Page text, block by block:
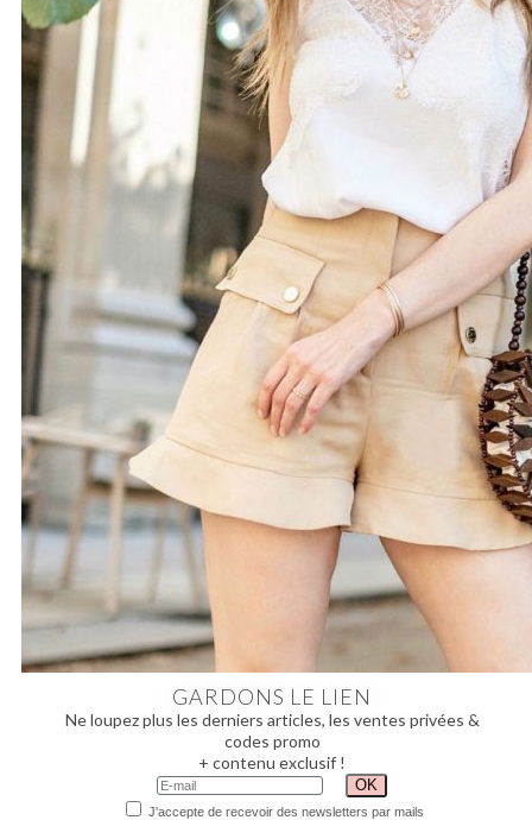
GARDONS LE LIEN
Ne loupez plus les derniers articles, les ventes privées &
codes promo
+ contenu exclusif !
J'accepte de recevoir des newsletters par mails